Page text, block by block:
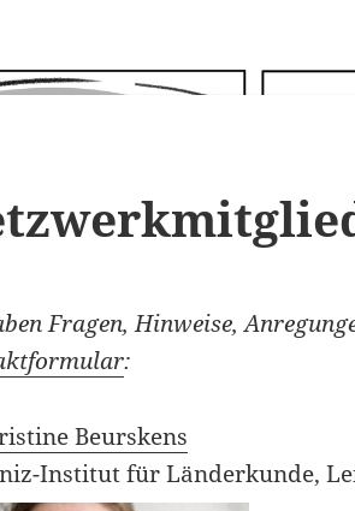
Fragen, Hinweise,
:
Beurskens
Institut für Länderkunde,